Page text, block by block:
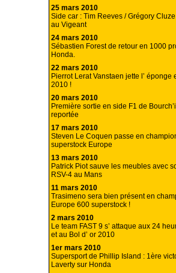
25 mars 2010
Side car : Tim Reeves / Grégory Cluze
au Vigeant
24 mars 2010
Sébastien Forest de retour en 1000
Honda.
22 mars 2010
Pierrot Lerat Vanstaen jette l’ éponge
2010 !
20 mars 2010
Première sortie en side F1 de
reportée
17 mars 2010
Steven Le Coquen passe en
superstock Europe
13 mars 2010
Patrick Piot sauve les meubles avec
RSV-4 au Mans
11 mars 2010
Trasimeno sera bien présent en
Europe 600 superstock !
2 mars 2010
Le team FAST 9 s’ attaque aux 24
et au Bol d’ or 2010
1er mars 2010
Supersport de Phillip Island : 1ère
Laverty sur Honda